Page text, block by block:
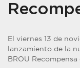
El viernes 13 de
lanzamiento de la
BROU